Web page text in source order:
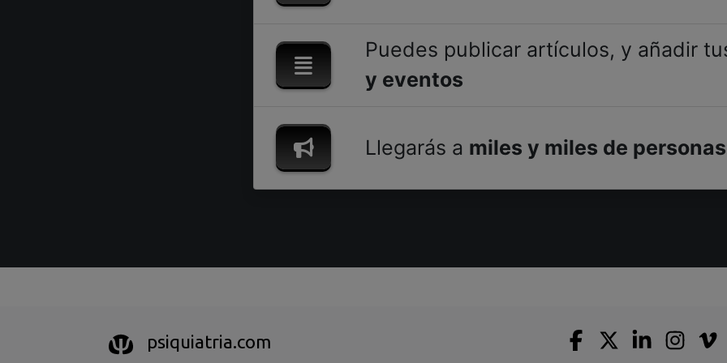
Puedes publicar artículos, y añadir
y eventos
Llegarás a miles y miles de personas
psiquiatria.com